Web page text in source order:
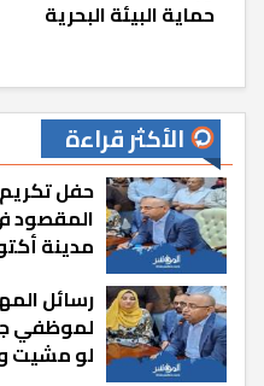
حماية البيئة البحرية
الأكثر قراءة
حفل
المقصود
مدينة
رسائل
لموظفي
لو مشيت